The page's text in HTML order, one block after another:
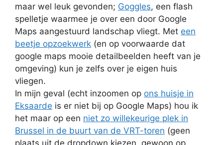
maar wel leuk gevonden; Goggles, een flash
spelletje waarmee je over een door Google
Maps aangestuurd landschap vliegt. Met een
beetje opzoekwerk (en op voorwaarde dat
google maps mooie detailbeelden heeft van je
omgeving) kun je zelfs over je eigen huis
vliegen.
In mijn geval (echt inzoomen op ons huisje in
Eksaarde is er niet bij op Google Maps) hou ik
het maar op een niet zo willekeurige plek in
Brussel in de buurt van de VRT-toren (geen